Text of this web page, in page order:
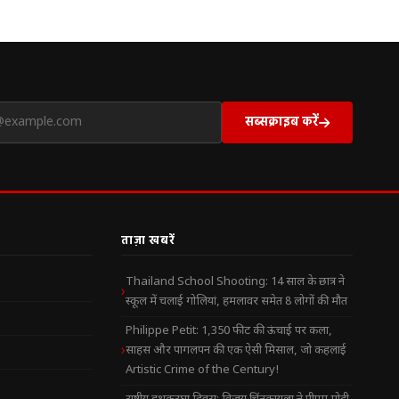
सब्सक्राइब करें
ताज़ा खबरें
Thailand School Shooting: 14 साल के छात्र ने
स्कूल में चलाई गोलियां, हमलावर समेत 8 लोगों की मौत
Philippe Petit: 1,350 फीट की ऊंचाई पर कला,
साहस और पागलपन की एक ऐसी मिसाल, जो कहलाई
Artistic Crime of the Century!